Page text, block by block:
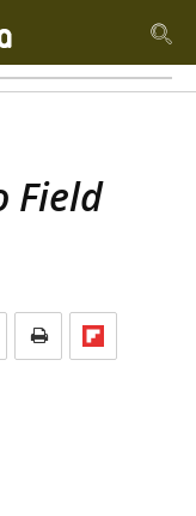
Field